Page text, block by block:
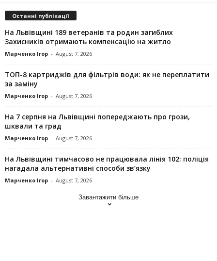
Останні публікації
На Львівщині 189 ветеранів та родин загиблих
Захисників отримають компенсацію на житло
Марченко Ігор - August 7, 2026
ТОП-8 картриджів для фільтрів води: як не переплатити
за заміну
Марченко Ігор - August 7, 2026
На 7 серпня на Львівщині попереджають про грози,
шквали та град
Марченко Ігор - August 7, 2026
На Львівщині тимчасово не працювала лінія 102: поліція
нагадала альтернативні способи зв’язку
Марченко Ігор - August 7, 2026
Завантажити більше